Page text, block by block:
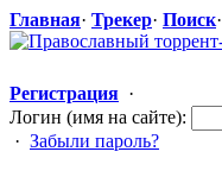
Главная· Трекер· Поиск·
Регистрация ·
Логин (имя на сайте):
· Забыли пароль?